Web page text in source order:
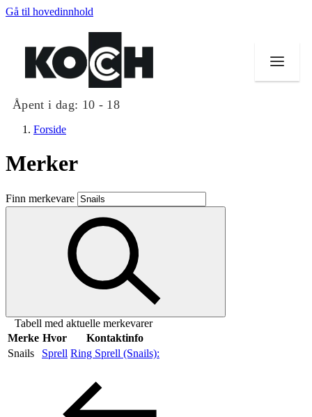
Gå til hovedinnhold
Åpent i dag: 10 - 18
Butikker
Mat og drikke
Aktiviteter
Merker
Inspirasjon
Forside
Merker
Finn merkevare
Tabell med aktuelle merkevarer
Merke Hvor
Kontaktinfo
Snails
Sprell Ring Sprell (Snails):